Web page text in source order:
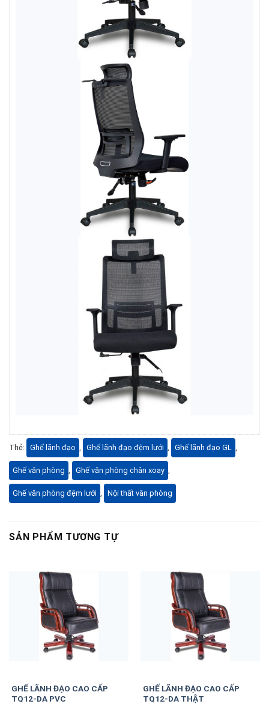
Thẻ: Ghế lãnh đạo Ghế lãnh đạo đệm lưới Ghế lãnh đạo GL
Ghế văn phòng Ghế văn phòng chân xoay
Ghế văn phòng đệm lưới Nội thất văn phòng
SẢN PHẨM TƯƠNG TỰ
GHẾ LÃNH ĐẠO CAO CẤP
TQ12-DA PVC
GHẾ LÃNH ĐẠO CAO CẤP
TQ12-DA THẬT